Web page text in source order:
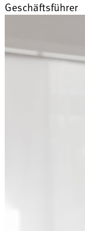
Geschäftsführer